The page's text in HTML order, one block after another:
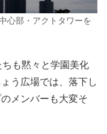
心部・アクトタワーを
も黙々と学園美化
う広場では、落下し
メンバーも大変そ